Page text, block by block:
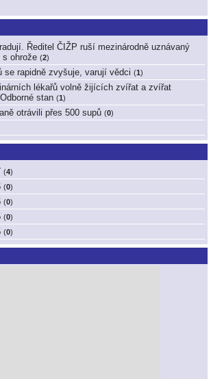
Ředitel ČIŽP ruší mezinárodně uznávaný
ohrože (2)
se rapidně zvyšuje, varují vědci (1 )
lékařů volně žijících zvířat a zvířat
stan (1 )
otrávili přes 500 supů (0)
(4)
(0)
(0)
(0)
(0)